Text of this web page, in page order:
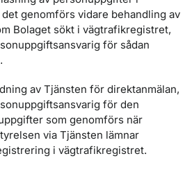
genomförs vidare behandling av
Bolaget sökt i vägtrafikregistret,
för sådan
av Tjänsten för direktanmälan,
för den
som genomförs när
via Tjänsten lämnar
i vägtrafikregistret.